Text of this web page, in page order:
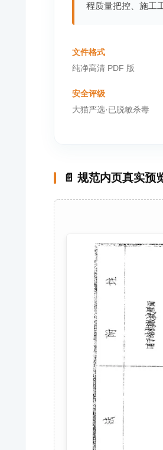
程质量把控、施工
文件格式
纯净高清 PDF 版
安全评级
大猫严选·已脱敏杀毒
📄 规范内页真实预